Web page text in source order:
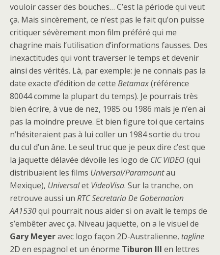
vouloir casser des bouches… C’est la période qui veut
ça. Mais sincèrement, ce n’est pas le fait qu’on puisse
critiquer sévèrement mon film préféré qui me
chagrine mais l’utilisation d’informations fausses. Des
inexactitudes qui vont traverser le temps et devenir
ainsi des vérités. Là, par exemple: je ne connais pas la
date exacte d’édition de cette Betamax(référence
80044 comme la plupart du temps). Je pourrais très
bien écrire, à vue de nez, 1985 ou 1986 mais je n’en ai
pas la moindre preuve. Et bien figure toi que certains
n’hésiteraient pas à lui coller un 1984 sortie du trou
du cul d’un âne. Le seul truc que je peux dire c’est que
la jaquette délavée dévoile les logo de CIC VIDEO (qui
distribuaient les films Universal/Paramountau
Mexique), Universalet VideoVisa. Sur la tranche, on
retrouve aussi un RTC Secretaria De Gobernacion
AA1530qui pourrait nous aider si on avait le temps de
s’embêter avec ça. Niveau jaquette, on a le visuel de
Gary Meyeravec logo façon 2D-Australienne, tagline
2D en espagnol et un énorme Tiburon III en lettres